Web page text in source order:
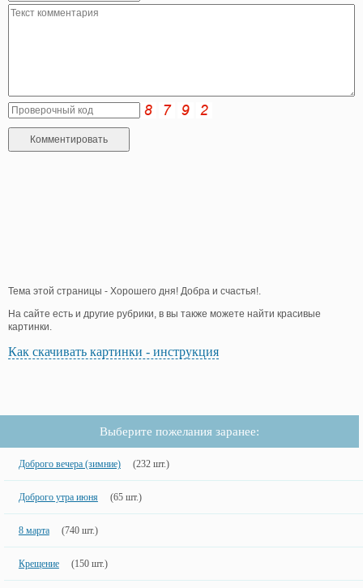
Тема этой страницы - Хорошего дня! Добра и счастья!.
На сайте есть и другие рубрики, в вы также можете найти красивые
картинки.
Как скачивать картинки - инструкция
Выберите пожелания заранее:
Доброго вечера (зимние) (232 шт.)
Доброго утра июня (65 шт.)
8 марта (740 шт.)
Крещение (150 шт.)